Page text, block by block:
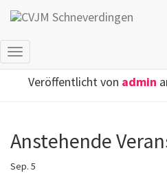
Navigation
umschalten
Veröffentlicht von admin
Anstehende
Sep. 5